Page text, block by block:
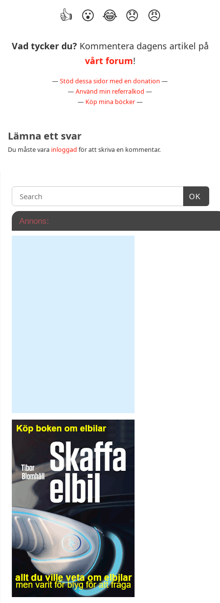
Vad tycker du? Kommentera dagens artikel på
vårt forum!
— Stöd dessa sidor med en donation —
— Använd min referralkod —
— Köp mina böcker—
Lämna ett svar
Du måste vara inloggad för att skriva en kommentar.
OK
Annons: